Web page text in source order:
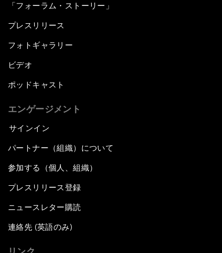
「フォーラム・ストーリー」
プレスリリース
フォトギャラリー
ビデオ
ポッドキャスト
エンゲージメント
サインイン
パートナー（組織）について
参加する（個人、組織）
プレスリリース登録
ニュースレター購読
連絡先 (英語のみ)